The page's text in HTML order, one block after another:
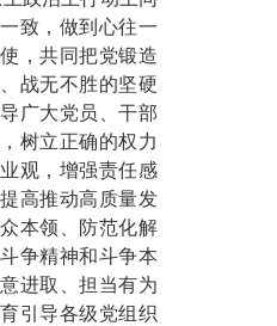
致，做到心往一
，共同把党锻造
战无不胜的坚硬
广大党员、干部
树立正确的权力
观，增强责任感
高推动高质量发
本领、防范化解
争精神和斗争本
进取、担当有为
引导各级党组织